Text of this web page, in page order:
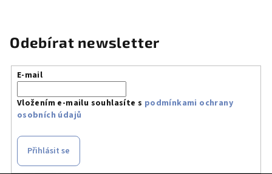
Odebírat newsletter
E-mail
Vložením e-mailu souhlasíte s podmínkami ochrany
osobních údajů
Přihlásit se